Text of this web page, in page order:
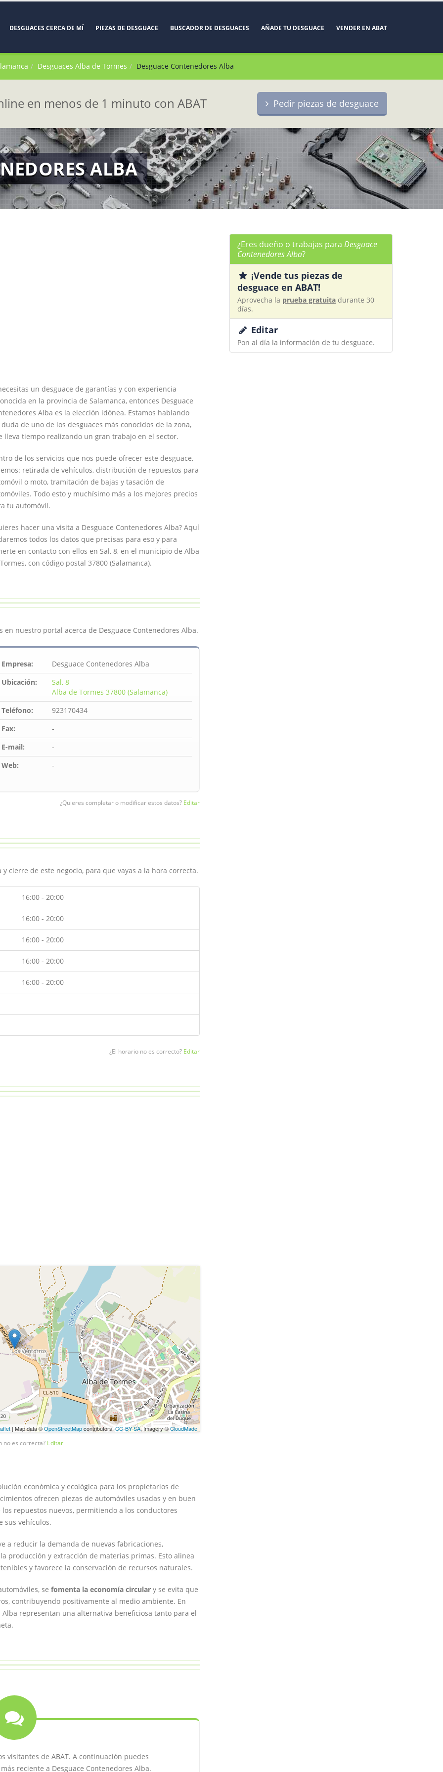
DESGUACES CERCA DE MÍ PIEZAS DE DESGUACE BUSCADOR DE DESGUACES AÑADE TU DESGUACE VENDER EN ABAT
Desguaces Alba de Tormes Desguace Contenedores Alba
en menos de 1 minuto con ABAT Pedir piezas de desguace
ALBA
un desguace de garantías y con experiencia
en la provincia de Salamanca, entonces Desguace
Alba es la elección idónea. Estamos hablando
de uno de los desguaces más conocidos de la zona,
lleva tiempo realizando un gran trabajo en el sector.
de los servicios que nos puede ofrecer este desguace,
retirada de vehículos, distribución de repuestos para
o moto, tramitación de bajas y tasación de
Todo esto y muchísimo más a los mejores precios
tu automóvil.
hacer una visita a Desguace Contenedores Alba? Aquí
todos los datos que precisas para eso y para
en contacto con ellos en Sal, 8, en el municipio de Alba
con código postal 37800 (Salamanca).
nuestro portal acerca de Desguace Contenedores Alba.
Empresa:
Desguace Contenedores Alba
Ubicación:
Sal, 8
Alba de Tormes 37800 (Salamanca)
Teléfono:
923170434
Fax:
-
E-mail:
-
Web:
-
¿Quieres completar o modificar estos datos? Editar
cierre de este negocio, para que vayas a la hora correcta.
16:00 - 20:00
16:00 - 20:00
16:00 - 20:00
16:00 - 20:00
16:00 - 20:00
¿El horario no es correcto? Editar
| Map data ©OpenStreetMapcontributors, CC-BY-SA, Imagery ©CloudMade
no es correcta? Editar
económica y ecológica para los propietarios de
ofrecen piezas de automóviles usadas y en buen
repuestos nuevos, permitiendo a los conductores
sus vehículos.
a reducir la demanda de nuevas fabricaciones,
producción y extracción de materias primas. Esto alinea
y favorece la conservación de recursos naturales.
se fomenta la economía circular y se evita que
contribuyendo positivamente al medio ambiente. En
representan una alternativa beneficiosa tanto para el
visitantes de ABAT. A continuación puedes
reciente a Desguace Contenedores Alba.
¿Eres dueño o trabajas para Desguace
Contenedores Alba?
¡Vende tus piezas de
desguace en ABAT!
Aprovecha la prueba gratuita durante 30
días.
Editar
Pon al día la información de tu desguace.